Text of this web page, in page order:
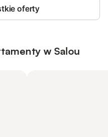
oferty
w Salou